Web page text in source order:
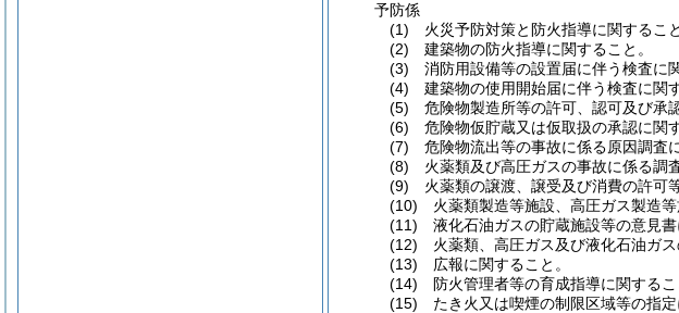
予防係
(1) 火災予防対策と防火指導に関すること
(2) 建築物の防火指導に関すること。
(3) 消防用設備等の設置届に伴う検査に
(4) 建築物の使用開始届に伴う検査に関す
(5) 危険物製造所等の許可、認可及び承
(6) 危険物仮貯蔵又は仮取扱の承認に関す
(7) 危険物流出等の事故に係る原因調査
(8) 火薬類及び高圧ガスの事故に係る調
(9) 火薬類の譲渡、譲受及び消費の許可
(10) 火薬類製造等施設、高圧ガス製造等
(11) 液化石油ガスの貯蔵施設等の意見書
(12) 火薬類、高圧ガス及び液化石油ガス
(13) 広報に関すること。
(14) 防火管理者等の育成指導に関するこ
(15) たき火又は喫煙の制限区域等の指定